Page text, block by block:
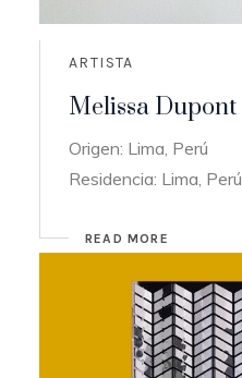
ARTISTA
Melissa Dupont
Origen: Lima, Perú
Residencia: Lima, Perú
READ MORE